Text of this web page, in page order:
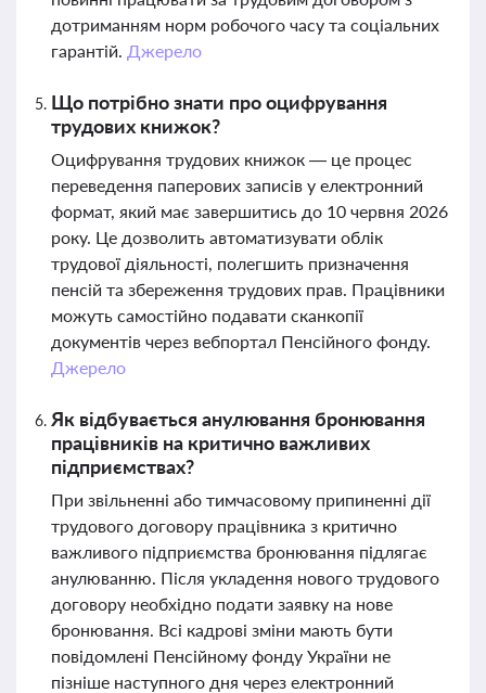
дотриманням норм робочого часу та соціальних
гарантій. Джерело
Що потрібно знати про оцифрування
трудових книжок?
Оцифрування трудових книжок — це процес
переведення паперових записів у електронний
формат, який має завершитись до 10 червня 2026
року. Це дозволить автоматизувати облік
трудової діяльності, полегшить призначення
пенсій та збереження трудових прав. Працівники
можуть самостійно подавати сканкопії
документів через вебпортал Пенсійного фонду.
Джерело
Як відбувається анулювання бронювання
працівників на критично важливих
підприємствах?
При звільненні або тимчасовому припиненні дії
трудового договору працівника з критично
важливого підприємства бронювання підлягає
анулюванню. Після укладення нового трудового
договору необхідно подати заявку на нове
бронювання. Всі кадрові зміни мають бути
повідомлені Пенсійному фонду України не
пізніше наступного дня через електронний